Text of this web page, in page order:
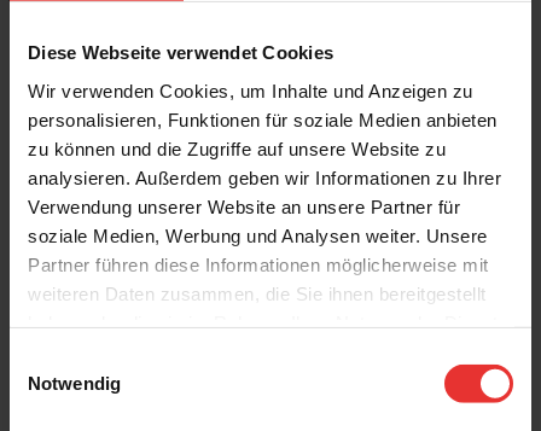
Diese Webseite verwendet Cookies
Wir verwenden Cookies, um Inhalte und Anzeigen zu
personalisieren, Funktionen für soziale Medien anbieten
zu können und die Zugriffe auf unsere Website zu
analysieren. Außerdem geben wir Informationen zu Ihrer
Verwendung unserer Website an unsere Partner für
soziale Medien, Werbung und Analysen weiter. Unsere
Partner führen diese Informationen möglicherweise mit
weiteren Daten zusammen, die Sie ihnen bereitgestellt
Notwendig
Weitere Produkte aus der Serie
Skanden